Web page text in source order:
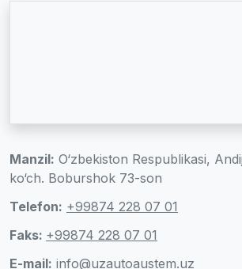
Manzil: O‘zbekiston Respublikasi,
ko‘ch. Boburshok 73-son
Telefon: +99874 228 07 01
Faks: +99874 228 07 01
E-mail: info@uzautoaustem.uz